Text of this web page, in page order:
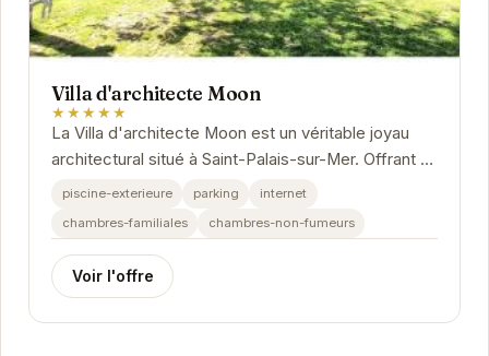
Villa d'architecte Moon
★★★★★
La Villa d'architecte Moon est un véritable joyau
architectural situé à Saint-Palais-sur-Mer. Offrant un
cadre luxueux et des prestations haut de...
piscine-exterieure parking
internet
chambres-familiales
chambres-non-fumeurs
Voir l'offre